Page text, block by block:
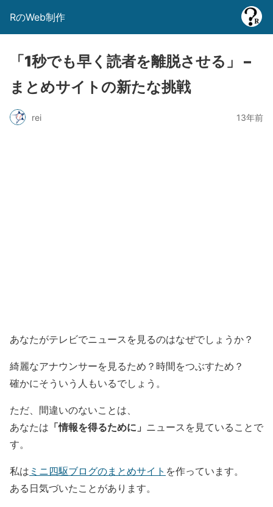
RのWeb制作
「1秒でも早く読者を離脱させる」 –
まとめサイトの新たな挑戦
rei 13年前
あなたがテレビでニュースを見るのはなぜでしょうか？
綺麗なアナウンサーを見るため？時間をつぶすため？
確かにそういう人もいるでしょう。
ただ、間違いのないことは、
あなたは 「情報を得るために」 ニュースを見ていることで
す。
私は ミニ四駆ブログのまとめサイト を作っています。
ある日気づいたことがあります。